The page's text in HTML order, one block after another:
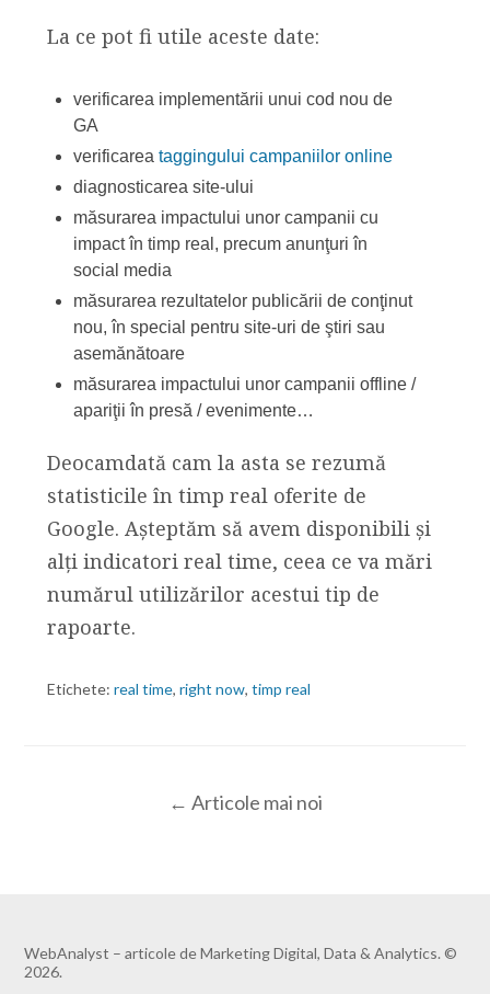
La ce pot fi utile aceste date:
verificarea implementării unui cod nou de
GA
verificarea taggingului campaniilor online
diagnosticarea site-ului
măsurarea impactului unor campanii cu
impact în timp real, precum anunţuri în
social media
măsurarea rezultatelor publicării de conţinut
nou, în special pentru site-uri de ştiri sau
asemănătoare
măsurarea impactului unor campanii offline /
apariţii în presă / evenimente…
Deocamdată cam la asta se rezumă
statisticile în timp real oferite de
Google. Aşteptăm să avem disponibili şi
alţi indicatori real time, ceea ce va mări
numărul utilizărilor acestui tip de
rapoarte.
Etichete: real time, right now, timp real
← Articole mai noi
WebAnalyst – articole de Marketing Digital, Data & Analytics. ©
2026.